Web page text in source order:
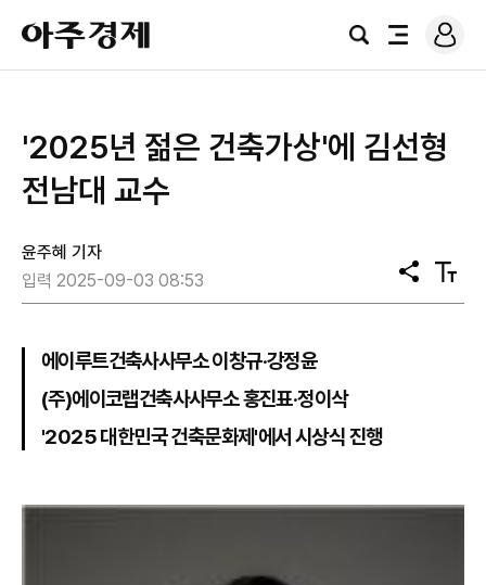
아
주
경
검
전
로
그
'2025년 젊은 건축가상'에 김선형
전남대 교수
윤주혜 기자
입력 2025-09-03 08:53
공
유
텍
스
에이루트건축사사무소 이창규‧강정윤
(주)에이코랩건축사사무소 홍진표‧정이삭
'2025 대한민국 건축문화제'에서 시상식 진행